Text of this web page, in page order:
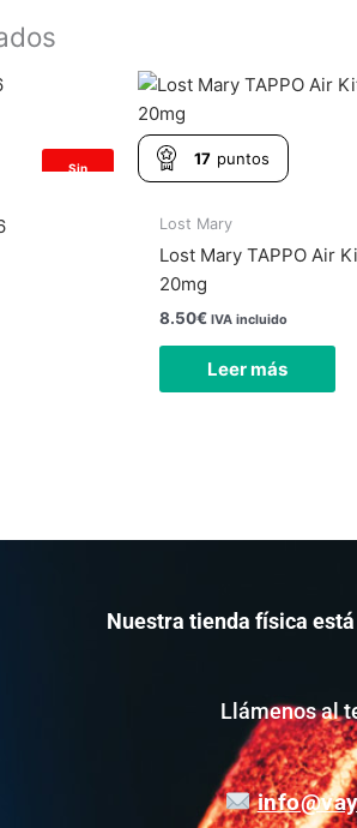
Sin
17 puntos
Lost Mary
Lost Mary TAPPO Air
20mg
8.50€ IVA incluido
Leer más
Nuestra tienda física
Llámenos al